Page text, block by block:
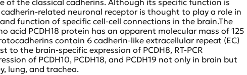
of the classical cadherins. Although its specific function is
related neuronal receptor is thought to play a role in
function of specific cell-cell connections in the brain.The
acid PCDH18 protein has an apparent molecular mass of 125
contain 6 cadherin-like extracellular repeat (EC)
to the brain-specific expression of PCDH8, RT-PCR
of PCDH10, PCDH18, and PCDH19 not only in brain but
lung, and trachea.